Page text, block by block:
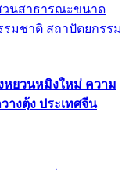
วนสาธารณะขนาด
มชาติ สถาปัตยกรรม
งหยวนหมิงใหม่ ความ
งตุ้ง ประเทศจีน